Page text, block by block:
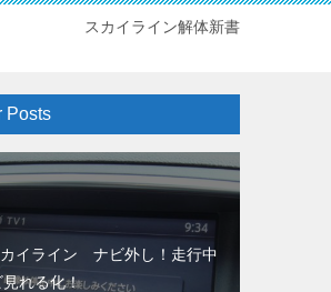
スカイライン解体新書
Posts
イライン ナビ外し！走行中
見れる化！